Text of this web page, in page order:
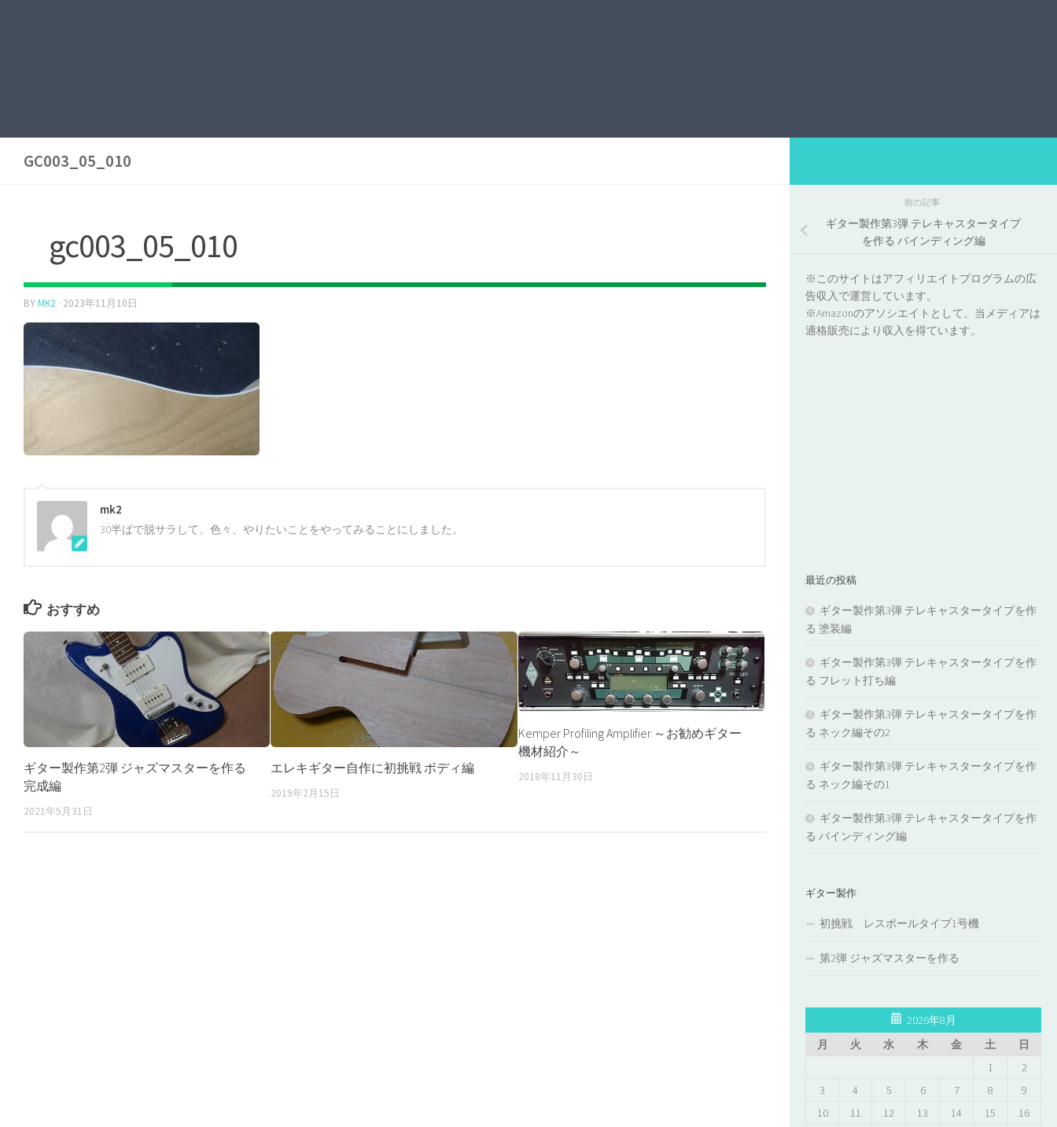
GC003_05_010
gc003_05_010
BYMK2 · 2023年11月10日
mk2
30半ばで脱サラして、色々、やりたいことをやってみることにしました。
おすすめ
ギター製作第2弾 ジャズマスターを作る
完成編
2021年5月31日
エレキギター自作に初挑戦 ボディ編
2019年2月15日
Kemper Profiling Amplifier ～お勧めギター
機材紹介～
2018年11月30日
前の記事
ギター製作第3弾 テレキャスタータイプ
を作る バインディング編
※このサイトはアフィリエイトプログラムの広
告収入で運営しています。
※Amazonのアソシエイトとして、当メディアは
適格販売により収入を得ています。
最近の投稿
ギター製作第3弾 テレキャスタータイプを作
る 塗装編
ギター製作第3弾 テレキャスタータイプを作
る フレット打ち編
ギター製作第3弾 テレキャスタータイプを作
る ネック編その2
ギター製作第3弾 テレキャスタータイプを作
る ネック編その1
ギター製作第3弾 テレキャスタータイプを作
る バインディング編
ギター製作
初挑戦 レスポールタイプ1号機
第2弾 ジャズマスターを作る
2026年8月
月
火 水 木 金 土
日
1
2
3
4 5 6 7 8
9
10
11 12 13 14 15
16